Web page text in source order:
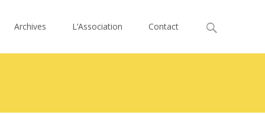
Archives L’Association Contact
Search